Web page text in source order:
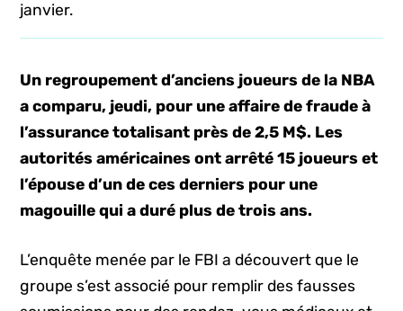
janvier.
Un regroupement d’anciens joueurs de la NBA
a comparu, jeudi, pour une affaire de fraude à
l’assurance totalisant près de 2,5 M$. Les
autorités américaines ont arrêté 15 joueurs et
l’épouse d’un de ces derniers pour une
magouille qui a duré plus de trois ans.
L’enquête menée par le FBI a découvert que le
groupe s’est associé pour remplir des fausses